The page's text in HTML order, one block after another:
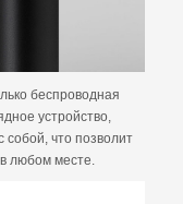
беспроводная
устройство,
собой, что позволит
любом месте.